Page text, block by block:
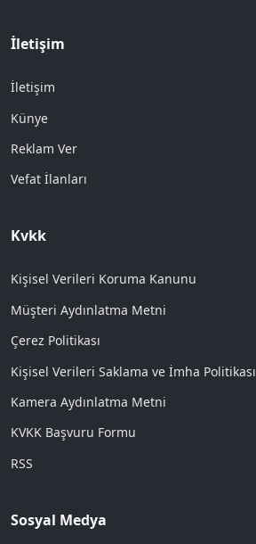
İletişim
İletişim
Künye
Reklam Ver
Vefat İlanları
Kvkk
Kişisel Verileri Koruma Kanunu
Müşteri Aydınlatma Metni
Çerez Politikası
Kişisel Verileri Saklama ve İmha Politikası
Kamera Aydınlatma Metni
KVKK Başvuru Formu
RSS
Sosyal Medya